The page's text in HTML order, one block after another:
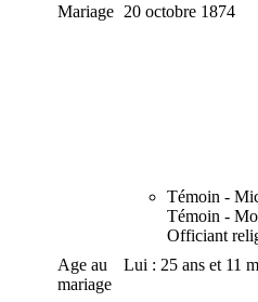
Mariage 20 octobre 1874
Témoin -
Témoin -
Officiant
Age au
mariage
Lui : 25 ans et 11